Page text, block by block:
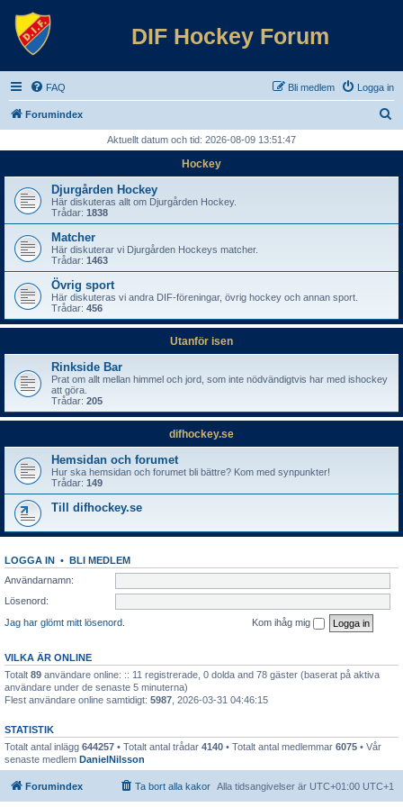
DIF Hockey Forum
FAQ Logga in
Bli medlem
Forumindex
Aktuellt datum och tid: 2026-08-09 13:51:47
Hockey
Djurgården Hockey
Här diskuteras allt om Djurgården Hockey.
Trådar: 1838
Matcher
Här diskuterar vi Djurgården Hockeys matcher.
Trådar: 1463
Övrig sport
Här diskuteras vi andra DIF-föreningar, övrig hockey och annan sport.
Trådar: 456
Utanför isen
Rinkside Bar
Prat om allt mellan himmel och jord, som inte nödvändigtvis har med ishockey
att göra.
Trådar: 205
difhockey.se
Hemsidan och forumet
Hur ska hemsidan och forumet bli bättre? Kom med synpunkter!
Trådar: 149
Till difhockey.se
LOGGA IN • BLI MEDLEM
Användarnamn:
Lösenord:
Jag har glömt mitt lösenord.
Kom ihåg mig
VILKA ÄR ONLINE
Totalt 89 användare online: :: 11 registrerade, 0 dolda and 78 gäster (baserat på aktiva
användare under de senaste 5 minuterna)
Flest användare online samtidigt: 5987 , 2026-03-31 04:46:15
STATISTIK
Totalt antal inlägg 644257 • Totalt antal trådar 4140 • Totalt antal medlemmar 6075 • Vår
senaste medlem DanielNilsson
Forumindex Alla tidsangivelser är UTC+01:00 UTC+1
Ta bort alla kakor